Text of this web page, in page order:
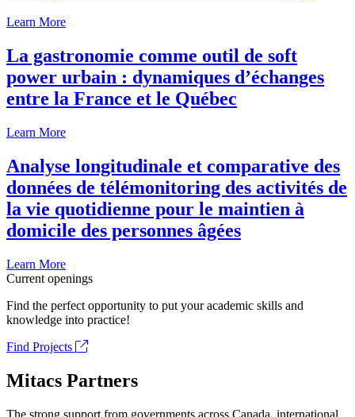
Learn More
La gastronomie comme outil de soft
power urbain : dynamiques d’échanges
entre la France et le Québec
Learn More
Analyse longitudinale et comparative des
données de télémonitoring des activités de
la vie quotidienne pour le maintien à
domicile des personnes âgées
Learn More
Current openings
Find the perfect opportunity to put your academic skills and
knowledge into practice!
Find Projects
Mitacs Partners
The strong support from governments across Canada, international